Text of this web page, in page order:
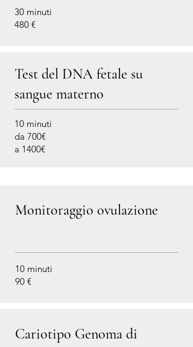
30 minuti
480 €
Test del DNA fetale su
sangue materno
10 minuti
da 700€
a 1400€
Monitoraggio ovulazione
10 minuti
90 €
Cariotipo Genoma di